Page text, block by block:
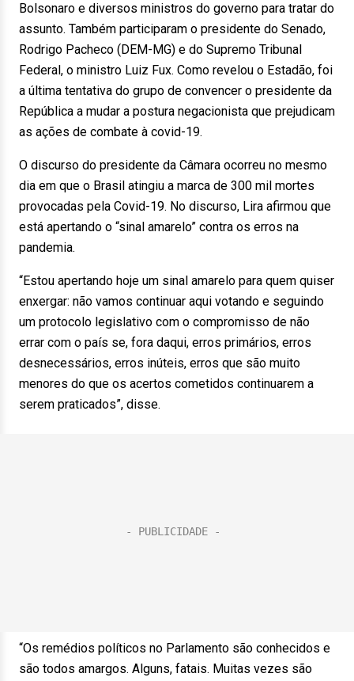
Bolsonaro e diversos ministros do governo para tratar do
assunto. Também participaram o presidente do Senado,
Rodrigo Pacheco (DEM-MG) e do Supremo Tribunal
Federal, o ministro Luiz Fux. Como revelou o Estadão, foi
a última tentativa do grupo de convencer o presidente da
República a mudar a postura negacionista que prejudicam
as ações de combate à covid-19.
O discurso do presidente da Câmara ocorreu no mesmo
dia em que o Brasil atingiu a marca de 300 mil mortes
provocadas pela Covid-19. No discurso, Lira afirmou que
está apertando o “sinal amarelo” contra os erros na
pandemia.
“Estou apertando hoje um sinal amarelo para quem quiser
enxergar: não vamos continuar aqui votando e seguindo
um protocolo legislativo com o compromisso de não
errar com o país se, fora daqui, erros primários, erros
desnecessários, erros inúteis, erros que são muito
menores do que os acertos cometidos continuarem a
serem praticados”, disse.
“Os remédios políticos no Parlamento são conhecidos e
são todos amargos. Alguns, fatais. Muitas vezes são